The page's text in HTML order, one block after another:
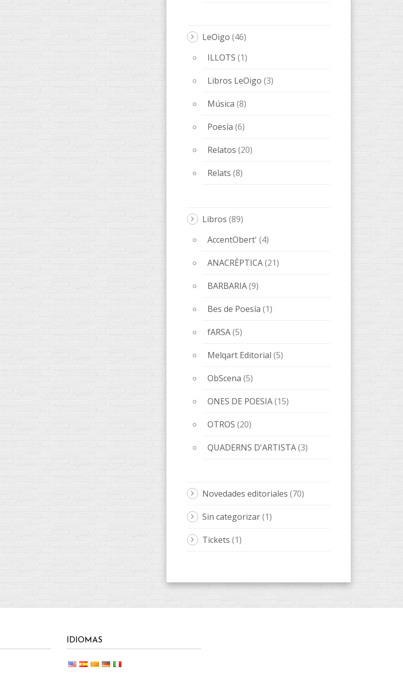
LeOigo (46)
ILLOTS (1)
Libros LeOigo (3)
Música (8)
Poesía (6)
Relatos (20)
Relats (8)
Libros (89)
AccentObert' (4)
ANACRÈPTICA(21)
BARBARIA(9)
Bes de Poesía (1)
fARSA(5)
Melqart Editorial (5)
ObScena (5)
ONES DE POESIA(15)
OTROS (20)
QUADERNS D'ARTISTA(3)
Novedades editoriales (70)
Sin categorizar(1)
Tickets (1)
IDIOMAS